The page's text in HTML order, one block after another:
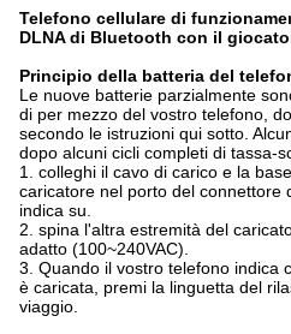
Telefono cellulare di
DLNA di Bluetooth con il
Principio della batteria del
Le nuove batterie parzialmente
di per mezzo del vostro telefono,
secondo le istruzioni qui sotto.
dopo alcuni cicli completi di tassa-
1. colleghi il cavo di carico e la
caricatore nel porto del connettore
indica su.
2. spina l'altra estremità del
adatto (100~240VAC).
3. Quando il vostro telefono indica
è caricata, premi la linguetta del
viaggio.